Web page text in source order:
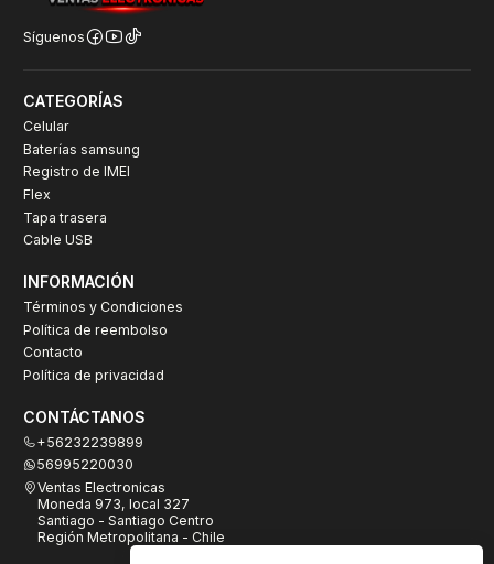
Síguenos
CATEGORÍAS
Celular
Baterías samsung
Registro de IMEI
Flex
Tapa trasera
Cable USB
INFORMACIÓN
Términos y Condiciones
Política de reembolso
Contacto
Política de privacidad
CONTÁCTANOS
+56232239899
56995220030
Ventas Electronicas
Moneda 973, local 327
Santiago - Santiago Centro
Región Metropolitana - Chile